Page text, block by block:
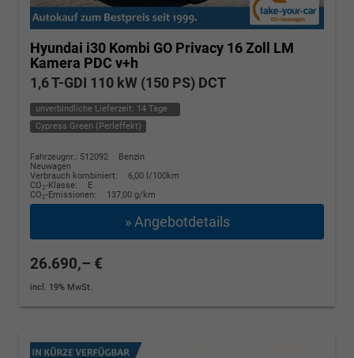
Hyundai i30 Kombi GO Privacy 16 Zoll LM
Kamera PDC v+h
1,6 T-GDI 110 kW (150 PS) DCT
unverbindliche Lieferzeit: 14 Tage
Cypress Green (Perleffekt)
Fahrzeugnr.: 512092
Benzin
Neuwagen
Verbrauch kombiniert:
6,00 l/100km
CO2-Klasse:
E
CO2-Emissionen: 137,00 g/km
» Angebotdetails
26.690,– €
incl. 19% MwSt.